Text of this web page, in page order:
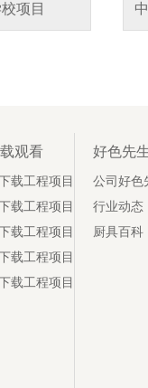
项目
观看
载工程项目
载工程项目
载工程项目
载工程项目
载工程项目
好色先
公司好色
行业动态
厨具百科